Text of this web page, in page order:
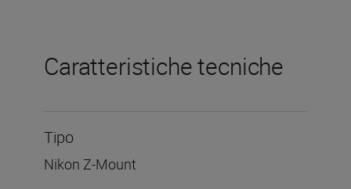
Caratteristiche tecniche
Tipo
Nikon Z-Mount